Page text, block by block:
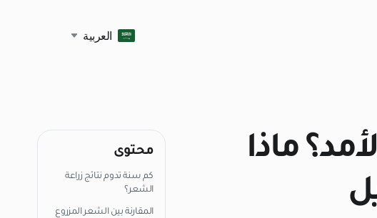
العربية
محتوى
كم سنة تدوم نتائج زراعة
الشعر؟
المقارنة بين الشعر المزروع
ماذا